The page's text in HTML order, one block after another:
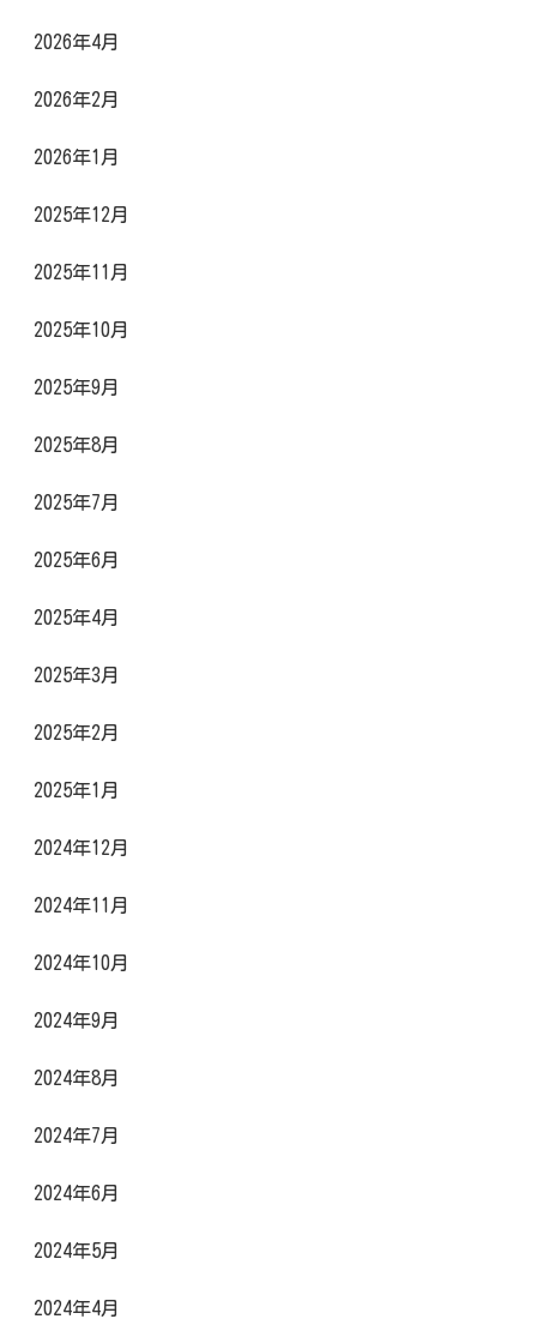
2026年4月
2026年2月
2026年1月
2025年12月
2025年11月
2025年10月
2025年9月
2025年8月
2025年7月
2025年6月
2025年4月
2025年3月
2025年2月
2025年1月
2024年12月
2024年11月
2024年10月
2024年9月
2024年8月
2024年7月
2024年6月
2024年5月
2024年4月